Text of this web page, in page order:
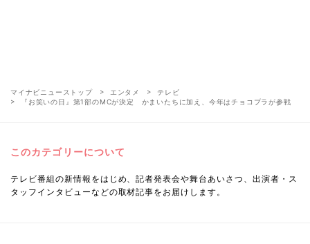
マイナビニューストップ エンタメ
テレビ
『お笑いの日』第1部のMCが決定 かまいたちに加え、今年はチョコプラが参戦
このカテゴリーについて
テレビ番組の新情報をはじめ、記者発表会や舞台あいさつ、出演者・ス
タッフインタビューなどの取材記事をお届けします。